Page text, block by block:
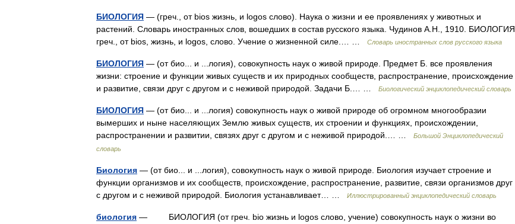
БИОЛОГИЯ — (греч., от bios жизнь, и logos слово). Наука о жизни и ее проявлениях у животных и
растений. Словарь иностранных слов, вошедших в состав русского языка. Чудинов А.Н., 1910. БИОЛОГИЯ
греч., от bios, жизнь, и logos, слово. Учение о жизненной силе.… …
Словарь иностранных слов русского языка
БИОЛОГИЯ — (от био... и ...логия), совокупность наук о живой природе. Предмет Б. все проявления
жизни: строение и функции живых существ и их природных сообществ, распространение, происхождение
и развитие, связи друг с другом и с неживой природой. Задачи Б.… …
Биологический энциклопедический словарь
БИОЛОГИЯ — (от био... и ...логия) совокупность наук о живой природе об огромном многообразии
вымерших и ныне населяющих Землю живых существ, их строении и функциях, происхождении,
распространении и развитии, связях друг с другом и с неживой природой.… …
Большой Энциклопедический
словарь
Биология — (от био... и ...логия), совокупность наук о живой природе. Биология изучает строение и
функции организмов и их сообществ, происхождение, распространение, развитие, связи организмов друг
с другом и с неживой природой. Биология устанавливает… …
Иллюстрированный энциклопедический словарь
биология — БИОЛОГИЯ (от греч. bio жизнь и logos слово, учение) совокупность наук о жизни во